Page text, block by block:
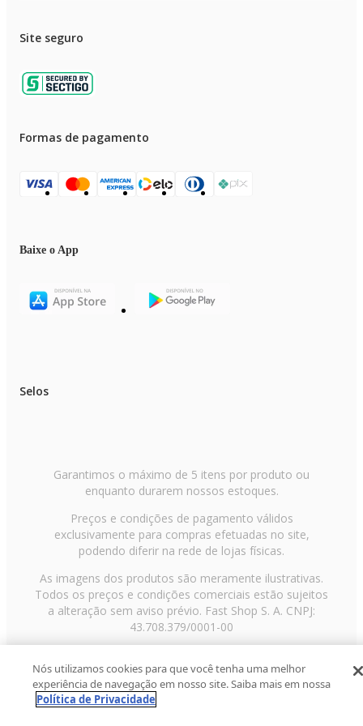
Site seguro
Formas de pagamento
Baixe o App
Selos
Garantimos o máximo de 5 itens por produto ou
enquanto durarem nossos estoques.
Preços e condições de pagamento válidos
exclusivamente para compras efetuadas no site,
podendo diferir na rede de lojas físicas.
As imagens dos produtos são meramente ilustrativas.
Todos os preços e condições comerciais estão sujeitos
a alteração sem aviso prévio. Fast Shop S. A. CNPJ:
43.708.379/0001-00
Paulo/SP, CEP 02029-001, Telefone: 11 3003-3728 ©
2013 Fast Shop - Todos os direitos reservadosRF
Nós utilizamos cookies para que você tenha uma melhor
experiência de navegação em nosso site. Saiba mais em nossa
Política de Privacidade